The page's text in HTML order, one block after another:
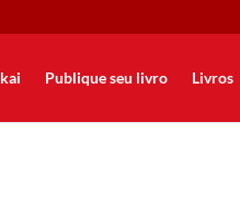
Publique seu livro Livros